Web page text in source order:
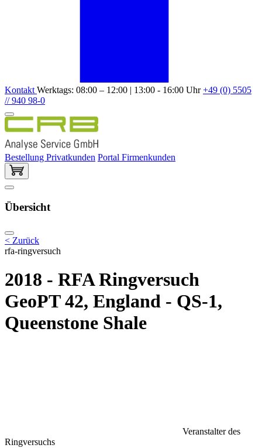
Kontakt Werktags: 08:00 – 12:00 | 13:00 - 16:00 Uhr+49 (0) 5505
// 940 98-0
Bestellung Privatkunden Portal Firmenkunden
Übersicht
< Zurück
rfa-ringversuch
2018 - RFA Ringversuch
GeoPT 42, England - QS-1,
Queenstone Shale
Veranstalter des
Ringversuchs